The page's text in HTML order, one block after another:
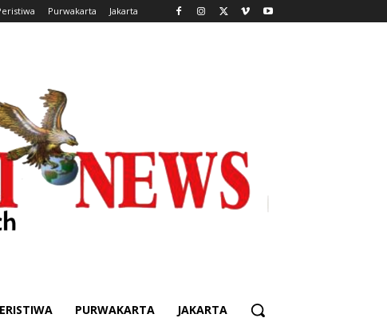
Purwakarta Jakarta
PURWAKARTA JAKARTA